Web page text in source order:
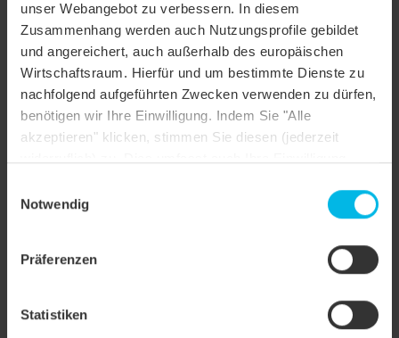
unser Webangebot zu verbessern. In diesem
Zusammenhang werden auch Nutzungsprofile gebildet
und angereichert, auch außerhalb des europäischen
Wirtschaftsraum. Hierfür und um bestimmte Dienste zu
nachfolgend aufgeführten Zwecken verwenden zu dürfen,
benötigen wir Ihre Einwilligung. Indem Sie "Alle
akzeptieren" klicken, stimmen Sie diesen (jederzeit
Einstellungen ändern oder die Datenverarbeitung
Notwendig
Präferenzen
Statistiken
Produktgruppe Dachziegel
Objektart Einfamilienhaus
Dachform Satteldach
Farbe naturrot
Oberfläche naturrot
Objektstil